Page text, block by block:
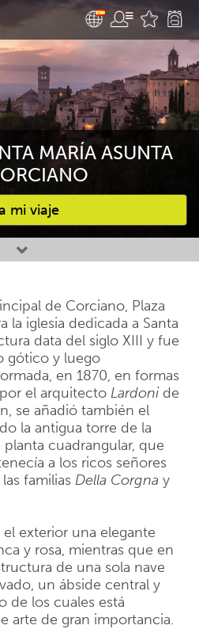
MARÍA ASUNTA
mi viaje
de Corciano, Plaza
la iglesia dedicada a Santa
data del siglo XIII y fue
gótico y luego
en 1870, en formas
el arquitecto Lardoni de
se añadió también el
la antigua torre de la
cuadrangular, que
a los ricos señores
familias Della Corgna y
exterior una elegante
y rosa, mientras que en
de una sola nave
un ábside central y
de los cuales está
arte de gran importancia.